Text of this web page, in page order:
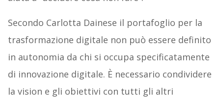
Secondo Carlotta Dainese il portafoglio per la
trasformazione digitale non può essere definito
in autonomia da chi si occupa specificatamente
di innovazione digitale. È necessario condividere
la vision e gli obiettivi con tutti gli altri